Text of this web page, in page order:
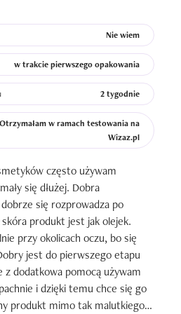
gęstsza i trudniej mi ją usunąć
ilości, balsam słabo radzi
szczególnie oczu, z
dużej ilości-trudniej go zmyć.
pachnie, używanie go jest
skórze, bo nie podrażnia, ale za
efektu WOW, tymczasem nie
z zakrętką w kolorze
różu.
(77% składników pochodzenia
bez substancji perfumujących,
– łagodzi i nawilża skórę,
skórę, dodaje jej
Nie wiem
w trakcie pierwszego opakowania
2 tygodnie
Otrzymałam w ramach testowania na
Wizaz.pl
często używam
się dłużej. Dobra
się rozprowadza po
produkt jest jak olejek.
przy okolicach oczu, bo się
jest do pierwszego etapu
z dodatkowa pomocą używam
i dzięki temu chce się go
produkt mimo tak malutkiego